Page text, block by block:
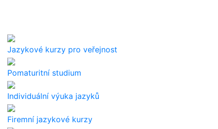
Jazykové kurzy pro veřejnost
Pomaturitní studium
Individuální výuka jazyků
Firemní jazykové kurzy